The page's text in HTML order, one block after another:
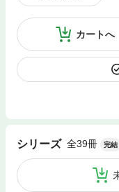
カートへ
シリーズ 全39冊 完結